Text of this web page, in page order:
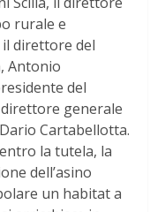
rurale e
direttore del
Antonio
del
direttore generale
Cartabellotta.
la tutela, la
dell’asino
un habitat a